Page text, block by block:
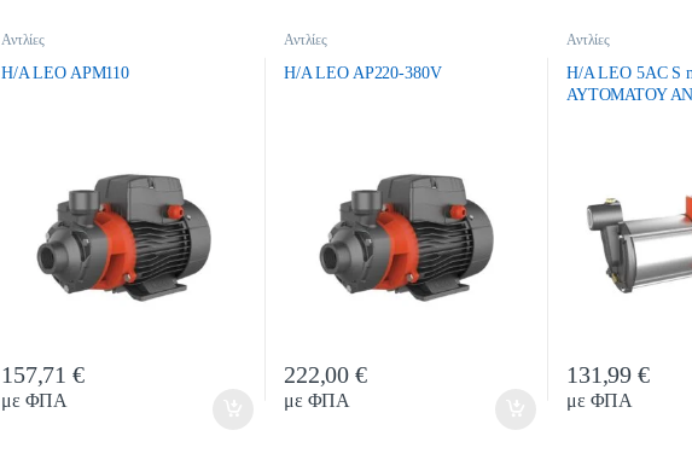
Αντλίες
H/A LEO APM110
157,71€
με ΦΠΑ
Quantity
Αντλίες
H/A LEO AP220-380V
222,00€
με ΦΠΑ
Quantity
Αντλίες
H/A LEO 5AC S
ΑΥΤΟΜΑΤΟΥ
131,99€
με ΦΠΑ